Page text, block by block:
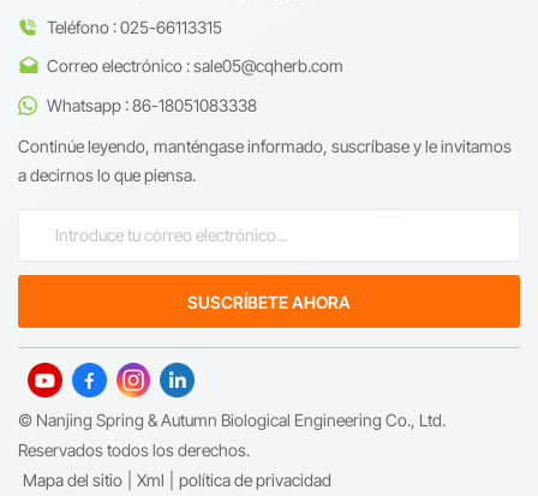
Teléfono : 025-66113315
Correo electrónico : sale05@cqherb.com
Whatsapp : 86-18051083338
Continúe leyendo, manténgase informado, suscríbase y le invitamos
a decirnos lo que piensa.
© Nanjing Spring & Autumn Biological Engineering Co., Ltd.
Reservados todos los derechos.
Mapa del sitio
Xml política de privacidad